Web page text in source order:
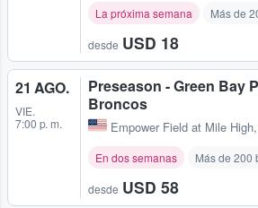
La próxima semana Más de
desde USD 18
21 AGO.
VIE.
7:00 p. m.
Preseason - Green Bay
Broncos
Empower Field at Mile High,
En dos semanas Más de 200
desde USD 58